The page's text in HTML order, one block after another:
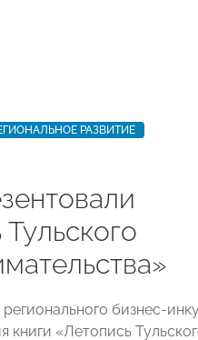
РАЗВИТИЕ
бизнес-
книги «Летопись